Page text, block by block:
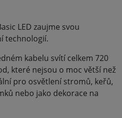
LED zaujme svou
technologií.
kabelu svítí celkem 720
které nejsou o moc větší než
pro osvětlení stromů, keřů,
nebo jako dekorace na